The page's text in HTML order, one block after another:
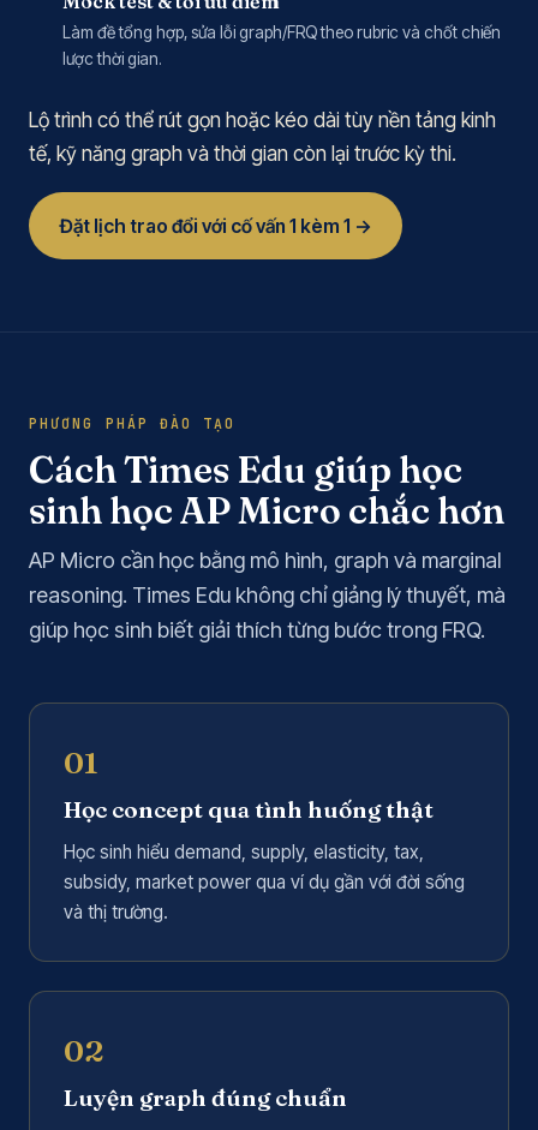
Làm đề tổng hợp, sửa lỗi graph/FRQ theo rubric và chốt chiến
lược thời gian.
Lộ trình có thể rút gọn hoặc kéo dài tùy nền tảng kinh
tế, kỹ năng graph và thời gian còn lại trước kỳ thi.
Đặt lịch trao đổi với cố vấn 1 kèm 1 →
PHƯƠNG PHÁP ĐÀO TẠO
Cách Times Edu giúp học
sinh học AP Micro chắc hơn
AP Micro cần học bằng mô hình, graph và marginal
reasoning. Times Edu không chỉ giảng lý thuyết, mà
giúp học sinh biết giải thích từng bước trong FRQ.
01
Học concept qua tình huống thật
Học sinh hiểu demand, supply, elasticity, tax,
subsidy, market power qua ví dụ gần với đời sống
và thị trường.
02
Luyện graph đúng chuẩn